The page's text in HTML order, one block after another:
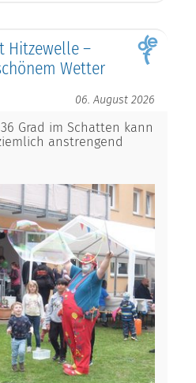
Hitzewelle –
Wetter
06. August 2026
Grad im Schatten kann
anstrengend